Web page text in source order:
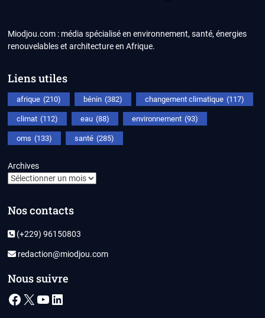
Miodjou.com : média spécialisé en environnement, santé, énergies
renouvelables et architecture en Afrique.
Liens utiles
afrique (210) bénin (382) changement climatique (117)
climat (112) eau (88) environnement (93)
oms (133) santé (285)
Archives
Nos contacts
(+229) 96150803
redaction@miodjou.com
Nous suivre
Facebook
X YouTube
LinkedIn